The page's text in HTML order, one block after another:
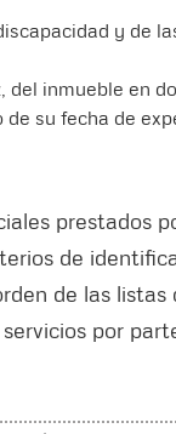
y de
del inmueble en
su fecha de
prestados
de
de las
por